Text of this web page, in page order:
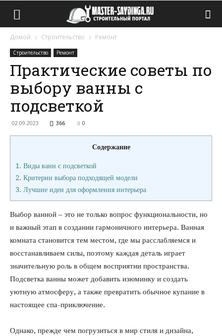
Домой Строительство Ремонт
Строительство Ремонт
Практические советы по
выбору ванны с
подсветкой
02.09.2023 366 0
Содержание
1. Виды ванн с подсветкой
2. Критерии выбора подходящей модели
3. Лучшие идеи для оформления интерьера
Выбор ванной – это не только вопрос функциональности, но
и важный этап в создании гармоничного интерьера. Ванная
комната становится тем местом, где мы расслабляемся и
восстанавливаем силы, поэтому каждая деталь играет
значительную роль в общем восприятии пространства.
Подсветка ванны может добавить изюминку и создать
уютную атмосферу, а также превратить обычное купание в
настоящее спа-приключение.
Однако, прежде чем погрузиться в мир стиля и дизайна,